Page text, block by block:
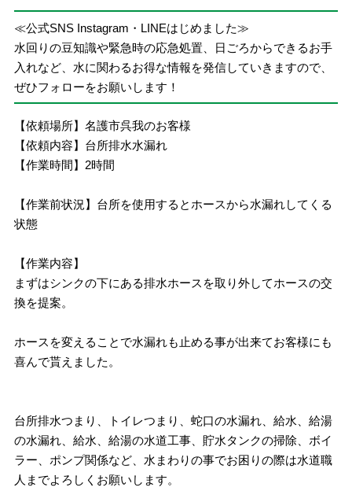
≪公式SNS Instagram・LINEはじめました≫
水回りの豆知識や緊急時の応急処置、日ごろからできるお手
入れなど、水に関わるお得な情報を発信していきますので、
ぜひフォローをお願いします！
【依頼場所】名護市呉我のお客様
【依頼内容】台所排水水漏れ
【作業時間】2時間
【作業前状況】台所を使用するとホースから水漏れしてくる
状態
【作業内容】
まずはシンクの下にある排水ホースを取り外してホースの交
換を提案。
ホースを変えることで水漏れも止める事が出来てお客様にも
喜んで貰えました。
台所排水つまり、トイレつまり、蛇口の水漏れ、給水、給湯
の水漏れ、給水、給湯の水道工事、貯水タンクの掃除、ボイ
ラー、ポンプ関係など、水まわりの事でお困りの際は水道職
人までよろしくお願いします。